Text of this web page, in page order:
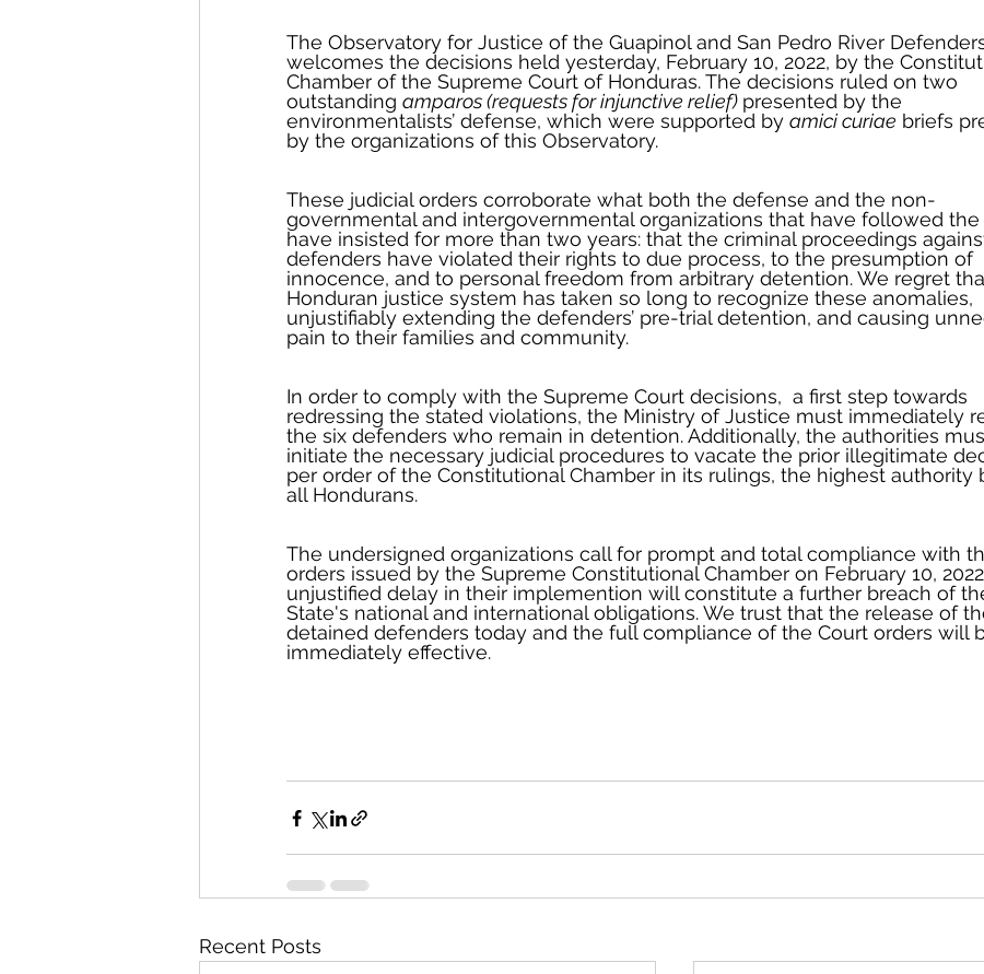
The Observatory for Justice of the Guapinol and San Pedro River
welcomes the decisions held yesterday, February 10, 2022, by the
Chamber of the Supreme Court of Honduras. The decisions ruled on two
outstanding amparos (requests for injunctive relief) presented by the
environmentalists’ defense, which were supported by amici curiae briefs
by the organizations of this Observatory.
These judicial orders corroborate what both the defense and the non-
governmental and intergovernmental organizations that have followed the
have insisted for more than two years: that the criminal proceedings
defenders have violated their rights to due process, to the presumption of
innocence, and to personal freedom from arbitrary detention. We regret
Honduran justice system has taken so long to recognize these anomalies,
unjustifiably extending the defenders’ pre-trial detention, and causing
pain to their families and community.
In order to comply with the Supreme Court decisions,  a first step towards
redressing the stated violations, the Ministry of Justice must immediately
the six defenders who remain in detention. Additionally, the authorities
initiate the necessary judicial procedures to vacate the prior illegitimate
per order of the Constitutional Chamber in its rulings, the highest authority
all Hondurans.
The undersigned organizations call for prompt and total compliance with
orders issued by the Supreme Constitutional Chamber on February 10,
unjustified delay in their implemention will constitute a further breach of
State's national and international obligations. We trust that the release of
detained defenders today and the full compliance of the Court orders will
immediately effective.
Recent Posts